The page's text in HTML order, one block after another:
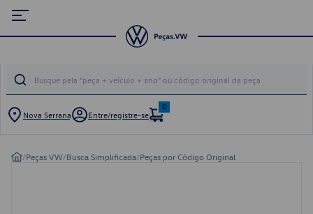
Nova Serrana Entre/registre-se
0
/Peças VW/Busca Simplificada/Peças por Código Original